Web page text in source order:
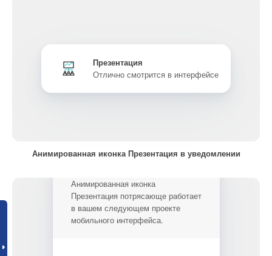
Презентация
Отлично смотрится в интерфейсе
Анимированная иконка Презентация в уведомлении
Анимированная иконка
Презентация потрясающе работает
в вашем следующем проекте
мобильного интерфейса.